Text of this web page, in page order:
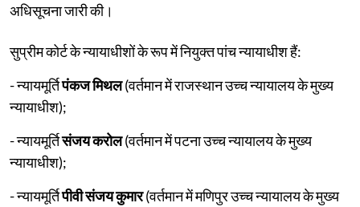
अधिसूचना जारी की।
सुप्रीम कोर्ट के न्यायाधीशों के रूप में नियुक्त पांच न्यायाधीश हैं:
- न्यायमूर्तिपंकज मिथल(वर्तमान में राजस्थान उच्च न्यायालय के मुख्य
न्यायाधीश);
- न्यायमूर्तिसंजय करोल(वर्तमान में पटना उच्च न्यायालय के मुख्य
न्यायाधीश);
- न्यायमूर्तिपीवी संजय कुमार(वर्तमान में मणिपुर उच्च न्यायालय के मुख्य